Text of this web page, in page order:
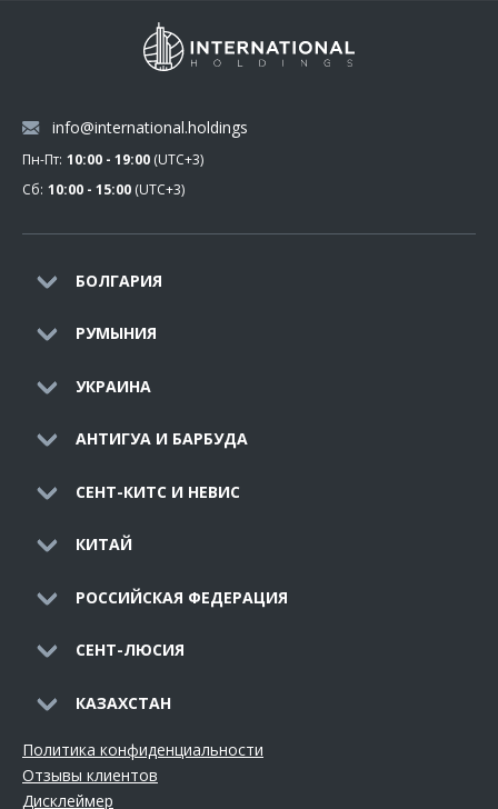
БОЛГАРИЯ
РУМЫНИЯ
УКРАИНА
АНТИГУА И БАРБУДА
СЕНТ-КИТС И НЕВИС
КИТАЙ
РОССИЙСКАЯ ФЕДЕРАЦИЯ
СЕНТ-ЛЮСИЯ
КАЗАХСТАН
Политика конфиденциальности
Отзывы клиентов
Дисклеймер
info@international.holdings
Пн-Пт: 10:00 - 19:00 (UTC+3)
Сб: 10:00 - 15:00 (UTC+3)